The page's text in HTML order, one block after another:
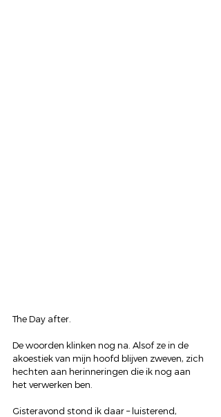
The Day after.
De woorden klinken nog na. Alsof ze in de
akoestiek van mijn hoofd blijven zweven, zich
hechten aan herinneringen die ik nog aan
het verwerken ben.
Gisteravond stond ik daar – luisterend,